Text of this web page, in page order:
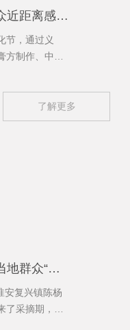
吉林高校办中医药文化节 民众近距离感受中医文化
节，通过义
制作、中医
了解更多
百亩金银花迎来采摘季 助力当地群众“钱袋子”鼓起来
安复兴镇陈杨
采摘期，一